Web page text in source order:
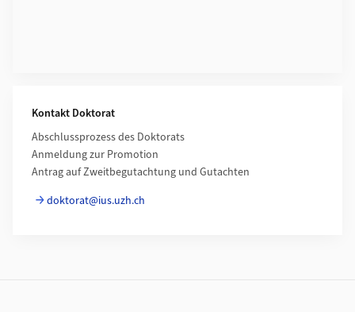
Kontakt Doktorat
Abschlussprozess des Doktorats
Anmeldung zur Promotion
Antrag auf Zweitbegutachtung und Gutachten
doktorat@ius.uzh.ch